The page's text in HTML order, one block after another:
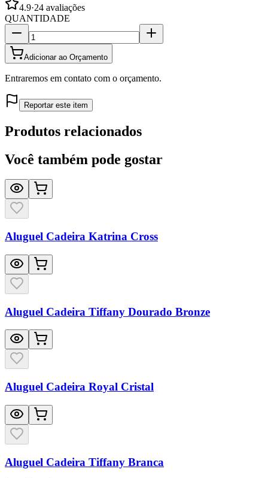
4.9·24 avaliações
QUANTIDADE
Adicionar ao Orçamento
Entraremos em contato com o orçamento.
Reportar este item
Produtos relacionados
Você também pode gostar
Aluguel Cadeira Katrina Cross
Aluguel Cadeira Tiffany Dourado Bronze
Aluguel Cadeira Royal Cristal
Aluguel Cadeira Tiffany Branca